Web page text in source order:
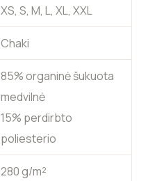
XS, S, M, L, XL, XXL
Chaki
85% organinė šukuota
medvilnė
15% perdirbto
poliesterio
280 g/m²